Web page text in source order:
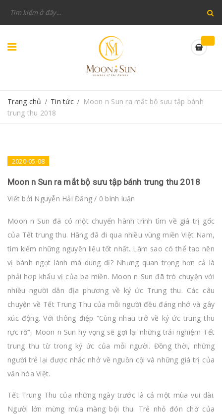
Trang chủ / Tin tức /
Moon n Sun ra mắt bộ sưu tập bánh
trung thu 2018
2020-05-08
Moon n Sun ra mắt bộ sưu tập bánh trung thu 2018
Viết bởi Nguyễn Hải Đăng / 0 bình luận
Moon n Sun đã có một chuyến hành trình tìm về giá trị gốc
của Tết trung thu. Hãng đã đi qua nhiều vùng miền Việt Nam,
tìm kiếm những nguyên liệu tốt nhất. Làm sao có thể tao nên
vị bánh ngọt lành mà dung dị? Nhưng quan trọng hơn cả là
phải hợp khẩu vị của ba miền. Moon n Sun đã trò chuyện với
nhiều người dân địa phương về ký ức Trung thu. Các câu
chuyện về Tết Trung Thu của mỗi người đều đáng nhớ và gây
xúc động. Với thông điệp “Cùng nhau trở về ký ức trung thu
rực rỡ”, Moon n Sun hy vọng sẽ gợi lại những trải nghiệm Tết
trung thu từ trong ký ức của mỗi người. Đồng thời, những
người trẻ lại được nhắc nhở về nguồn cội và những giá trị của
văn hóa Việt.
Tết Trung Thu của những ngày trước là cả một mùa vui dài.
Người lớn mừng mùa màng bội thu. Trẻ nhỏ đón chờ của